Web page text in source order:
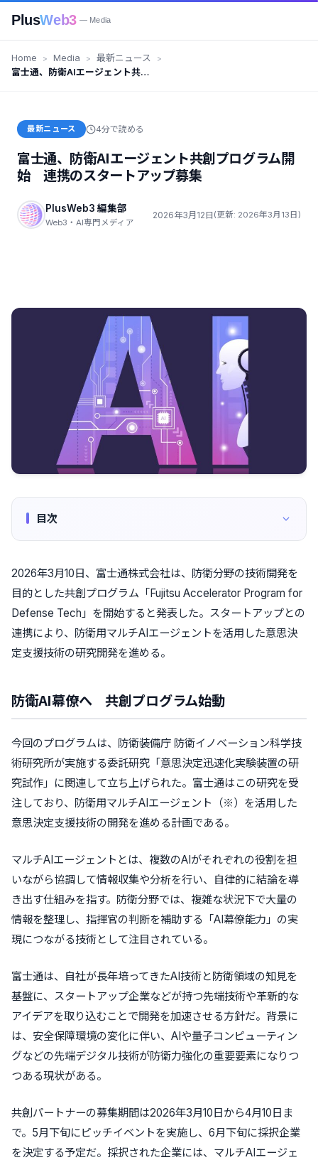
PlusWeb3 — Media
Home Media
最新ニュース
富士通、防衛AIエージェント共創
最新ニュース 4分で読める
富士通、防衛AIエージェント共創プログラム開
始 連携のスタートアップ募集
PlusWeb3 編集部
Web3・AI専門メディア
2026年3月12日(更新: 2026年3月13日)
目次
2026年3月10日、富士通株式会社は、防衛分野の技術開発を
目的とした共創プログラム「Fujitsu Accelerator Program for
Defense Tech」を開始すると発表した。スタートアップとの
連携により、防衛用マルチAIエージェントを活用した意思決
定支援技術の研究開発を進める。
防衛AI幕僚へ 共創プログラム始動
今回のプログラムは、防衛装備庁 防衛イノベーション科学技
術研究所が実施する委託研究「意思決定迅速化実験装置の研
究試作」に関連して立ち上げられた。富士通はこの研究を受
注しており、防衛用マルチAIエージェント（※）を活用した
意思決定支援技術の開発を進める計画である。
マルチAIエージェントとは、複数のAIがそれぞれの役割を担
いながら協調して情報収集や分析を行い、自律的に結論を導
き出す仕組みを指す。防衛分野では、複雑な状況下で大量の
情報を整理し、指揮官の判断を補助する「AI幕僚能力」の実
現につながる技術として注目されている。
富士通は、自社が長年培ってきたAI技術と防衛領域の知見を
基盤に、スタートアップ企業などが持つ先端技術や革新的な
アイデアを取り込むことで開発を加速させる方針だ。背景に
は、安全保障環境の変化に伴い、AIや量子コンピューティン
グなどの先端デジタル技術が防衛力強化の重要要素になりつ
つある現状がある。
共創パートナーの募集期間は2026年3月10日から4月10日ま
で。5月下旬にピッチイベントを実施し、6月下旬に採択企業
を決定する予定だ。採択された企業には、マルチAIエージェ